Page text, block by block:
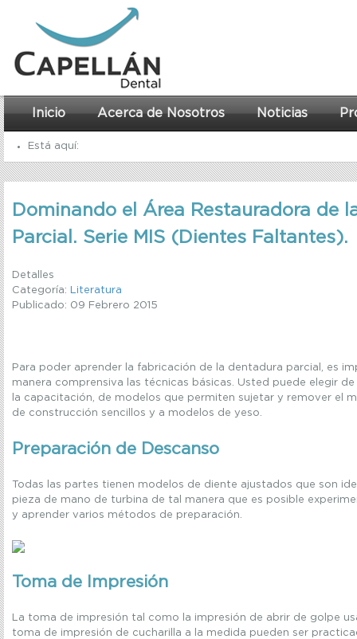
Inicio Acerca de Nosotros Noticias
Está aquí:
Inicio
Recursos
Literatura
Dominando el Área Restauradora de
Parcial. Serie MIS (Dientes Faltantes).
Detalles
Categoría: Literatura
Publicado: 09 Febrero 2015
Para poder aprender la fabricación de la dentadura parcial, es
manera comprensiva las técnicas básicas. Usted puede elegir
la capacitación, de modelos que permiten sujetar y remover el
de construcción sencillos y a modelos de yeso.
Preparación de Descanso
Todas las partes tienen modelos de diente ajustados que son
pieza de mano de turbina de tal manera que es posible
y aprender varios métodos de preparación.
Toma de Impresión
La toma de impresión tal como la impresión de abrir de golpe
toma de impresión de cucharilla a la medida pueden ser